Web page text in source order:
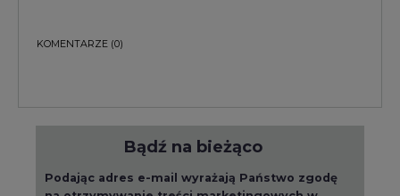
KOMENTARZE (0)
Bądź na bieżąco
Podając adres e-mail wyrażają Państwo zgodę